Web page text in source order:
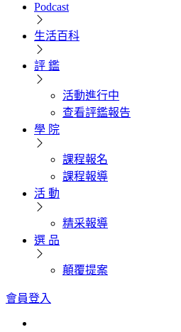
Podcast
生活百科
評 鑑
活動進行中
查看評鑑報告
學 院
課程報名
課程報導
活 動
精采報導
選 品
顛覆提案
會員登入